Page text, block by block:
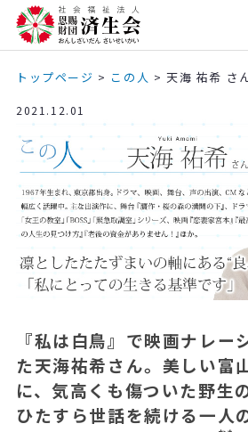
トップページ > この人 > 天海 祐希 さ
2021.12.01
『私は白鳥』で映画ナレー
た天海祐希さん。美しい富
に、気高くも傷ついた野生
ひたすら世話を続ける一人